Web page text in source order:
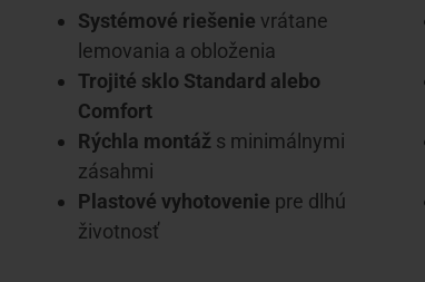
Systémové riešenie vrátane
lemovania a obloženia
Trojité sklo Standard alebo
Comfort
Rýchla montáž s minimálnymi
zásahmi
Plastové vyhotovenie pre dlhú
životnosť